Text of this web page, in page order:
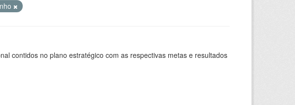
contidos no plano estratégico com as respectivas metas e resultados